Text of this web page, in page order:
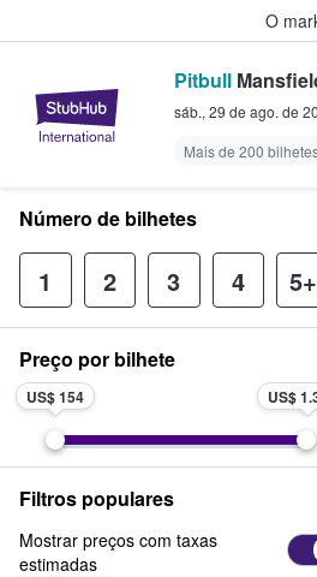
O
StubHub –
Pitbull
sáb., 29 de ago. de
Mais de 200
Número de bilhetes
1 2 3 4 5+
Preço por bilhete
US$ 154 US$
Filtros populares
Mostrar preços com taxas
estimadas